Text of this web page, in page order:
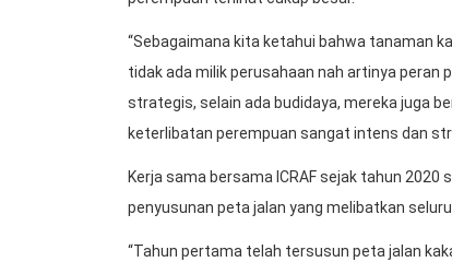
“Sebagaimana kita ketahui bahwa tanaman
tidak ada milik perusahaan nah artinya peran
strategis, selain ada budidaya, mereka juga
keterlibatan perempuan sangat intens dan
Kerja sama bersama ICRAF sejak tahun
penyusunan peta jalan yang melibatkan
“Tahun pertama telah tersusun peta jalan